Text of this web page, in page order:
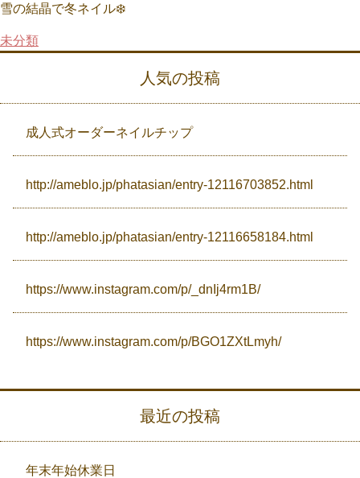
Access
雪の結晶で冬ネイル❄️
未分類
人気の投稿
成人式オーダーネイルチップ
http://ameblo.jp/phatasian/entry-12116703852.html
http://ameblo.jp/phatasian/entry-12116658184.html
https://www.instagram.com/p/_dnIj4rm1B/
https://www.instagram.com/p/BGO1ZXtLmyh/
最近の投稿
年末年始休業日